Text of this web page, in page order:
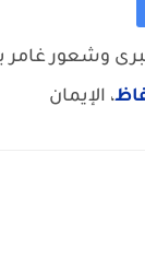
غامر بالفخر نحو
، الإيمان